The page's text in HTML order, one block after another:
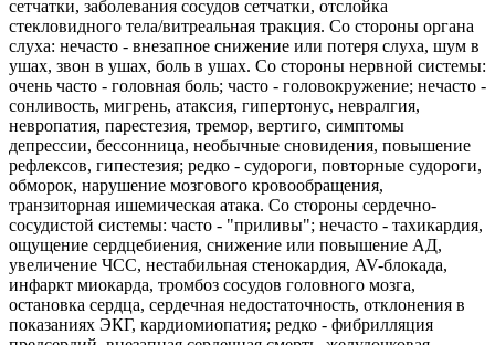
сетчатки, заболевания сосудов сетчатки, отслойка
стекловидного тела/витреальная тракция. Со стороны органа
слуха: нечасто - внезапное снижение или потеря слуха, шум в
ушах, звон в ушах, боль в ушах. Со стороны нервной системы:
очень часто - головная боль; часто - головокружение; нечасто -
сонливость, мигрень, атаксия, гипертонус, невралгия,
невропатия, парестезия, тремор, вертиго, симптомы
депрессии, бессонница, необычные сновидения, повышение
рефлексов, гипестезия; редко - судороги, повторные судороги,
обморок, нарушение мозгового кровообращения,
транзиторная ишемическая атака. Со стороны сердечно-
сосудистой системы: часто - "приливы"; нечасто - тахикардия,
ощущение сердцебиения, снижение или повышение АД,
увеличение ЧСС, нестабильная стенокардия, AV-блокада,
инфаркт миокарда, тромбоз сосудов головного мозга,
остановка сердца, сердечная недостаточность, отклонения в
показаниях ЭКГ, кардиомиопатия; редко - фибрилляция